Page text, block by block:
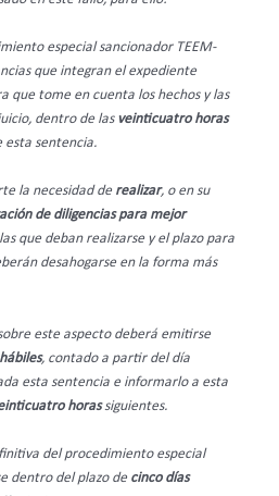
especial sancionador TEEM-
que integran el expediente
que tome en cuenta los hechos y las
dentro de las veinticuatro horas
esta sentencia.
la necesidad de realizar, o en su
de diligencias para mejor
que deban realizarse y el plazo para
desahogarse en la forma más
este aspecto deberá emitirse
, contado a partir del día
esta sentencia e informarlo a esta
horassiguientes.
del procedimiento especial
dentro del plazo de cinco días